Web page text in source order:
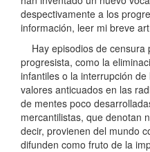
despectivamente a los
información, leer mi breve
Hay episodios de censura
progresista, como la
infantiles o la interrupción
valores anticuados en las
de mentes poco
mercantilistas, que denotan
decir, provienen del mundo
difunden como fruto de la